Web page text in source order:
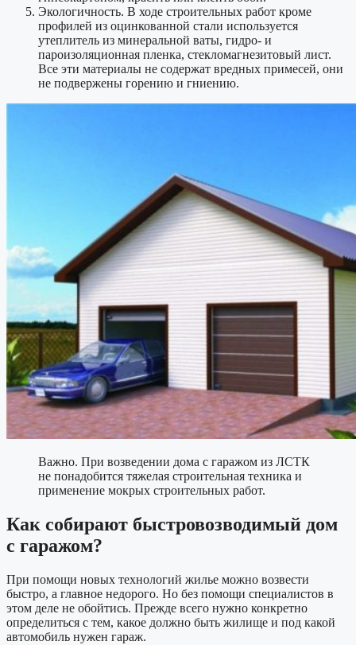
Экологичность. В ходе строительных работ кроме
профилей из оцинкованной стали используется
утеплитель из минеральной ваты, гидро- и
пароизоляционная пленка, стекломагнезитовый лист.
Все эти материалы не содержат вредных примесей, они
не подвержены горению и гниению.
Важно. При возведении дома с гаражом из ЛСТК
не понадобится тяжелая строительная техника и
применение мокрых строительных работ.
Как собирают быстровозводимый дом
с гаражом?
При помощи новых технологий жилье можно возвести
быстро, а главное недорого. Но без помощи специалистов в
этом деле не обойтись. Прежде всего нужно конкретно
определиться с тем, какое должно быть жилище и под какой
автомобиль нужен гараж.